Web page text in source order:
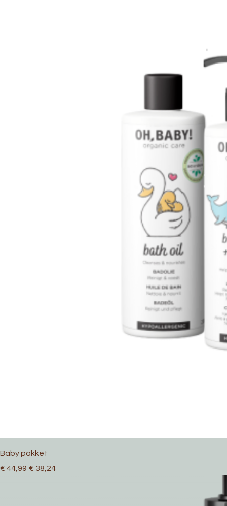
Baby pakket
Normale prijs
€ 44,99 Verkoopprijs
€ 38,24